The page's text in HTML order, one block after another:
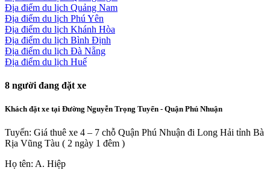
Địa điểm du lịch Quảng Nam
Địa điểm du lịch Phú Yên
Địa điểm du lịch Khánh Hòa
Địa điểm du lịch Bình Định
Địa điểm du lịch Đà Nẵng
Địa điểm du lịch Huế
8 người đang đặt xe
Khách đặt xe tại Đường Nguyễn Trọng Tuyển - Quận Phú Nhuận
Tuyến: Giá thuê xe 4 – 7 chỗ Quận Phú Nhuận đi Long Hải tỉnh Bà
Rịa Vũng Tàu ( 2 ngày 1 đêm )
Họ tên: A. Hiệp